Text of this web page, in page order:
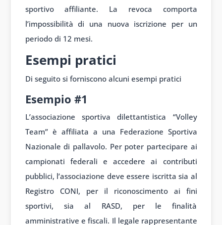
sportivo affiliante. La revoca comporta
l’impossibilità di una nuova iscrizione per un
periodo di 12 mesi.
Esempi pratici
Di seguito si forniscono alcuni esempi pratici
Esempio #1
L’associazione sportiva dilettantistica “Volley
Team” è affiliata a una Federazione Sportiva
Nazionale di pallavolo. Per poter partecipare ai
campionati federali e accedere ai contributi
pubblici, l’associazione deve essere iscritta sia al
Registro CONI, per il riconoscimento ai fini
sportivi, sia al RASD, per le finalità
amministrative e fiscali. Il legale rappresentante